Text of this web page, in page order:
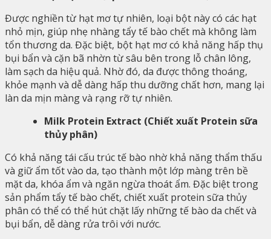
Được nghiền từ hạt mơ tự nhiên, loại bột này có các hạt
nhỏ mịn, giúp nhẹ nhàng tẩy tế bào chết mà không làm
tổn thương da. Đặc biệt, bột hạt mơ có khả năng hấp thụ
bụi bẩn và cặn bã nhờn từ sâu bên trong lỗ chân lông,
làm sạch da hiệu quả. Nhờ đó, da được thông thoáng,
khỏe mạnh và dễ dàng hấp thu dưỡng chất hơn, mang lại
làn da mịn màng và rạng rỡ tự nhiên.
Milk Protein Extract (Chiết xuất Protein sữa
thủy phân)
Có khả năng tái cấu trúc tế bào nhờ khả năng thẩm thấu
và giữ ẩm tốt vào da, tạo thành một lớp màng trên bề
mặt da, khóa ẩm và ngăn ngừa thoát ẩm. Đặc biệt trong
sản phẩm tẩy tế bào chết, chiết xuất protein sữa thủy
phân có thể có thể hút chặt lấy những tế bào da chết và
bụi bẩn, dễ dàng rửa trôi với nước.